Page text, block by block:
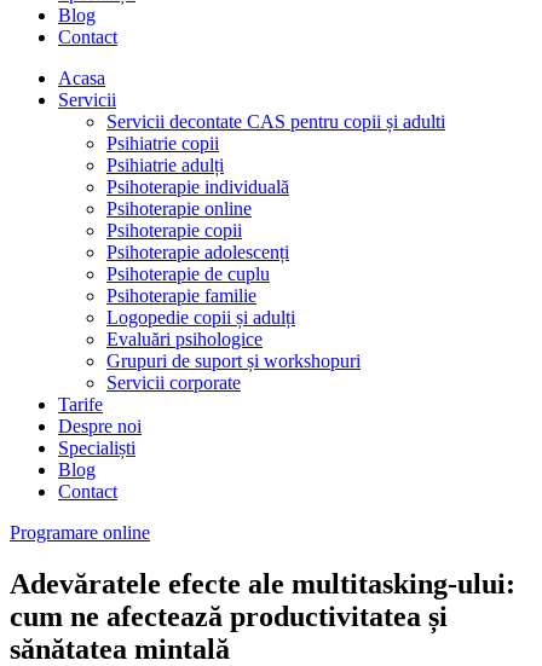
Blog
Contact
Acasa
Servicii
Servicii decontate CAS pentru copii și adulti
Psihiatrie copii
Psihiatrie adulți
Psihoterapie individuală
Psihoterapie online
Psihoterapie copii
Psihoterapie adolescenți
Psihoterapie de cuplu
Psihoterapie familie
Logopedie copii și adulți
Evaluări psihologice
Grupuri de suport și workshopuri
Servicii corporate
Tarife
Despre noi
Specialiști
Blog
Contact
Programare online
Adevăratele efecte ale multitasking-ului:
cum ne afectează productivitatea și
sănătatea mintală